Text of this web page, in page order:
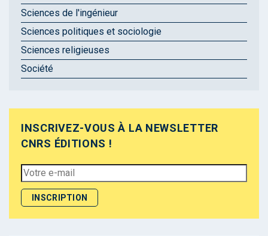
Sciences de l'ingénieur
Sciences politiques et sociologie
Sciences religieuses
Société
INSCRIVEZ-VOUS À LA NEWSLETTER
CNRS ÉDITIONS !